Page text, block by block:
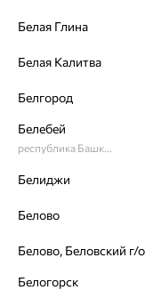
64%
MASTER BRILLIANT
80 000
Белая Глина
Белая Калитва
Белгород
Белебей
республика Башкортостан
Белиджи
Белово
Белово, Беловский г/о
Белогорск